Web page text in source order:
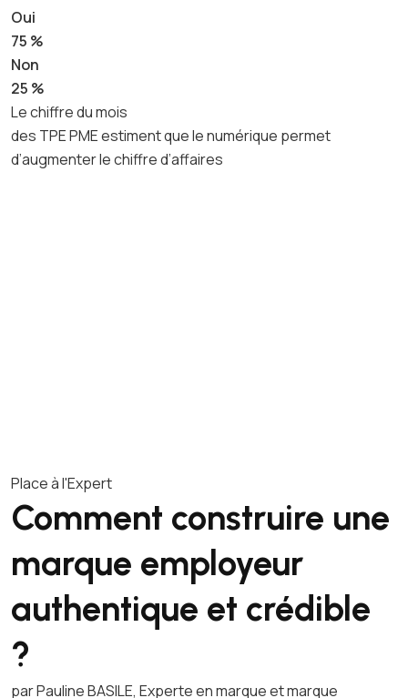
Oui
75 %
Non
25 %
Le chiffre du mois
des TPE PME estiment que le numérique permet
d’augmenter le chiffre d’affaires
Place à l'Expert
Comment construire une
marque employeur
authentique et crédible
?
par Pauline BASILE, Experte en marque et marque